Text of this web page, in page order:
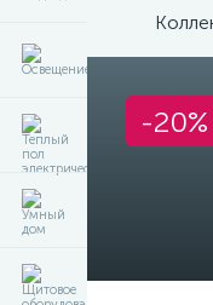
-20%